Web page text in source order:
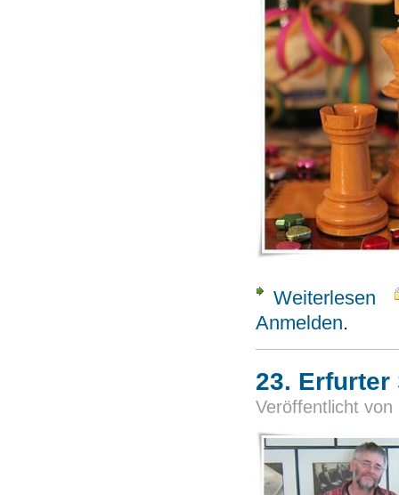
Weiterlesen
Anmelden.
23. Erfurter
Veröffentlicht von